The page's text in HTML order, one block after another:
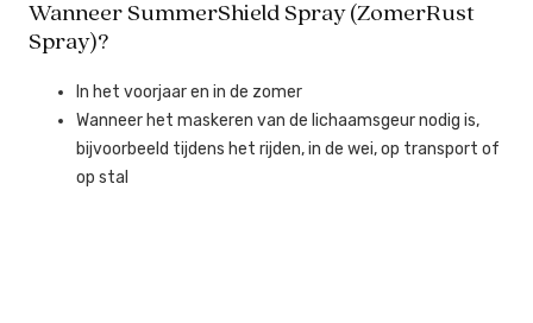
Wanneer SummerShield Spray (ZomerRust
Spray)?
In het voorjaar en in de zomer
Wanneer het maskeren van de lichaamsgeur nodig is,
bijvoorbeeld tijdens het rijden, in de wei, op transport of
op stal